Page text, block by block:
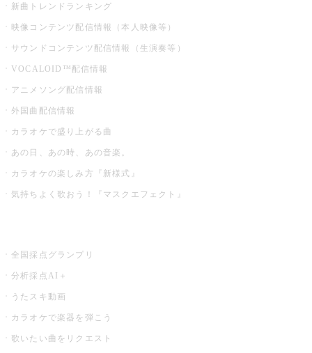
新曲トレンドランキング
映像コンテンツ配信情報（本人映像等）
サウンドコンテンツ配信情報（生演奏等）
VOCALOID™配信情報
アニメソング配信情報
外国曲配信情報
カラオケで盛り上がる曲
あの日、あの時、あの音楽。
カラオケの楽しみ方『新様式』
気持ちよく歌おう！『マスクエフェクト』
全国採点グランプリ
分析採点AI＋
うたスキ動画
カラオケで楽器を弾こう
歌いたい曲をリクエスト